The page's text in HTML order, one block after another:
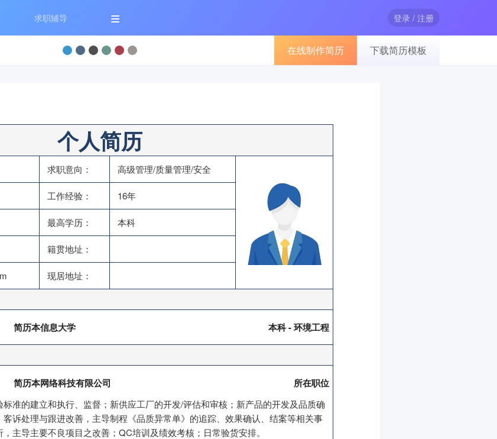
求职辅导 登录 / 注册
在线制作简历 下载简历模板
个人简历
求职意向： 高级管理/质量管理/安全
工作经验： 16年
最高学历： 本科
籍贯地址：
现居地址：
简历本信息大学 本科 - 环境工程
简历本网络科技有限公司 所在职位
准的建立和执行、监督；新供应工厂的开发/评估和审核；新产品的开发及品质确
诉处理与跟进改善，主导制程《品质异常单》的追踪、效果确认、结案等相关事
主导主要不良项目之改善；QC培训及绩效考核；日常验货安排。